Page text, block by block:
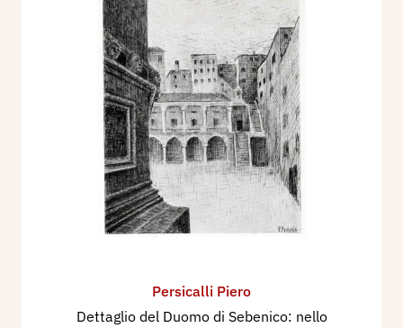
Persicalli Piero
Dettaglio del Duomo di Sebenico: nello